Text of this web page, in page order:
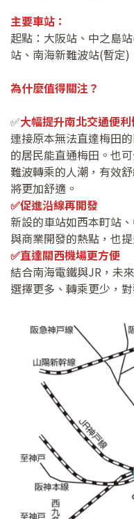
主要車站：
起點：大阪站、中之島
站、南海新難波站(暫定)
為什麼值得關注？
✅大幅提升南北交通便
連接原本無法直達梅田
的居民能直通梅田。也
難波轉乘的人潮，有效
將更加舒適。
✅促進沿線再開發
新設的車站如西本町站
與商業開發的熱點，也
✅直達關西機場更方便
結合南海電鐵與JR，未
選擇更多、轉乘更少，